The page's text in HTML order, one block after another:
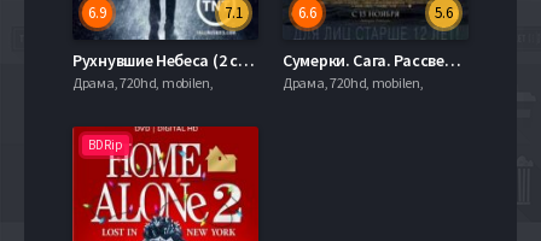
7.1
6.9
Рухнувшие Небеса (2 сезон) 2012
Драма, 720hd, mobilen,
5.6
6.6
Сумерки. Сага. Рассвет: Часть 2 (2012)
Драма, 720hd, mobilen,
BDRip